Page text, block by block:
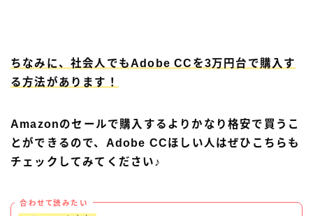
ちなみに、社会人でもAdobe CCを3万円台で購入す
る方法があります！
Amazonのセールで購入するよりかなり格安で買うこ
とができるので、Adobe CCほしい人はぜひこちらも
チェックしてみてください♪
合わせて読みたい